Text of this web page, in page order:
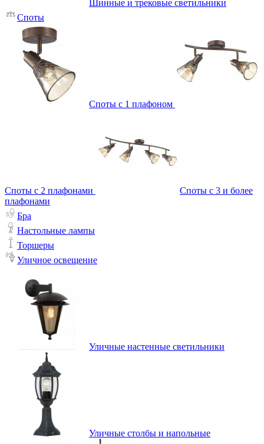
Шинные и трековые светильники
Споты
Споты с 1 плафоном
Споты с 2 плафонами
Споты с 3 и более
плафонами
Бра
Настольные лампы
Торшеры
Уличное освещение
Уличные настенные светильники
Уличные столбы и напольные